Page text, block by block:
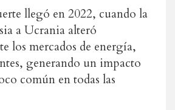
llegó en 2022, cuando la
a Ucrania alteró
los mercados de energía,
generando un impacto
común en todas las